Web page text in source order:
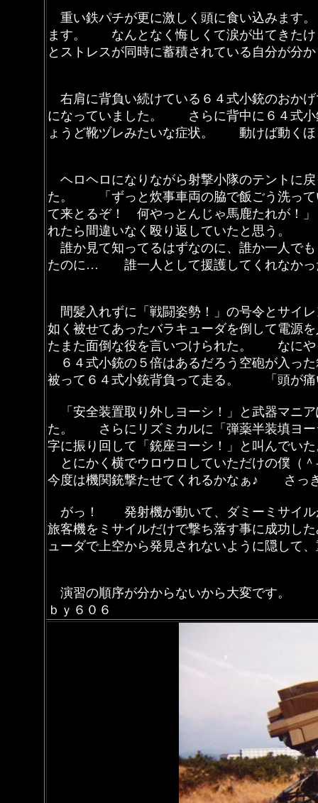
重い鉄パチが更に激しく頭に食い込みます
ます。 なんとなく悔しくて涙が出てきた
とストレスが同時に蓄積されている自分が分
右肩に背負い続けている６４式小銃のおか
になっていました。 さらに背中に６４式
ょうど靴ヅレみたいな症状。 動けば動くほ
ヘロヘロになりながら射撃小隊のテントに
た。 「ずっと炊事車両の脇で飯ごう洗っ
て来とるぞ！ 何やっとんじゃ馬鹿たれが！
れたら間違いなく殴り返していたと思う
誰か見て知ってるはずなのに、誰か一人で
たのに… 誰一人として援護してくれなかっ
間髪入れずに「戦闘姿勢！」の号令とサイ
如く被せてあったバラキューダを倒して電
たまた面倒な役を言いつけられた。 なにや
６４式小銃の５倍はあるだろう空砲が入っ
被って６４式小銃背負って走る。 「頭が
「安全装置取り外しヨーシ！」と武器マニ
た。 さらにリズミカルに「弾薬半装填
字に振り回して「銃座ヨーシ！」と叫んで
とにかく横でウロウロしていただけの僕
今度は機関銃撃たせてくれるかなぁ♪ さっ
がっ！ 発射機が動いて、ダミーミサイル
旅客機をミサイルだけで撃ち落す事に成功
ューダで上空から発見されないように隠して
演習の順序が分からないから大変です。
ｂｙ６０６